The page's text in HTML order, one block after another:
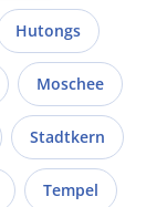
Hutongs
Moschee
Stadtkern
Tempel